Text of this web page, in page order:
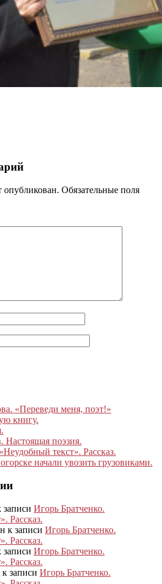
опубликован. Обязательные поля
«Переведи меня, поэт!»
книгу.
Настоящая поэзия.
текст». Рассказ.
начали увозить грузовиками.
записи Игорь Братченко.
Рассказ.
к записи Игорь Братченко.
Рассказ.
записи Игорь Братченко.
Рассказ.
к записи Игорь Братченко.